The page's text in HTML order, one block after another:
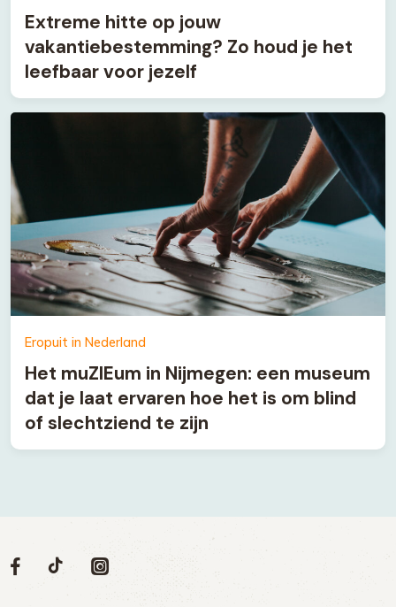
Extreme hitte op jouw
vakantiebestemming? Zo houd je het
leefbaar voor jezelf
Eropuit in Nederland
Het muZIEum in Nijmegen: een museum
dat je laat ervaren hoe het is om blind
of slechtziend te zijn
Volg
Social
Volg
Volg
Volg